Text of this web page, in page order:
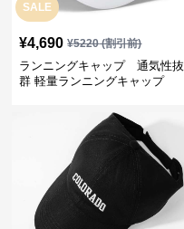
SALE
¥4,690 ¥5220(割引前)
ランニングキャップ 通気性抜
群 軽量ランニングキャップ